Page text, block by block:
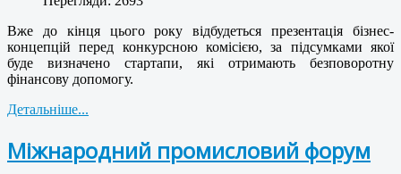
Вже до кінця цього року відбудеться презентація бізнес-
концепцій перед конкурсною комісією, за підсумками якої
буде визначено стартапи, які отримають безповоротну
фінансову допомогу.
Детальніше...
Міжнародний промисловий форум